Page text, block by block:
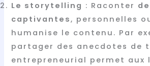
Le storytelling : Raconter
captivantes, personnelles
humanise le contenu. Par
partager des anecdotes de
entrepreneurial permet aux